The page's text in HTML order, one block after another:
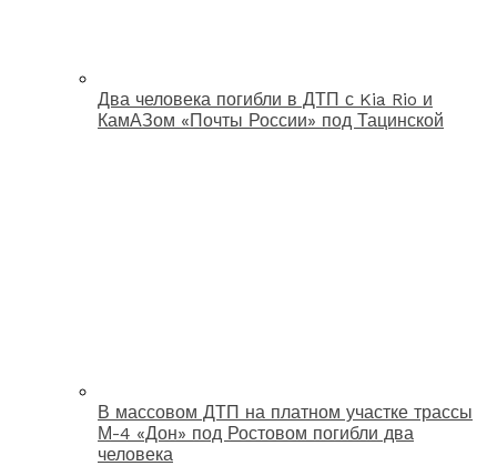
Два человека погибли в ДТП с Kia Rio и
КамАЗом «Почты России» под Тацинской
В массовом ДТП на платном участке трассы
М-4 «Дон» под Ростовом погибли два
человека